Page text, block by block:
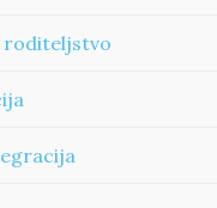
roditeljstvo